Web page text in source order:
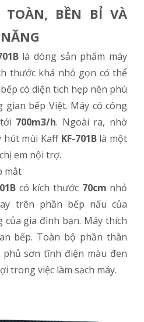
BỀN BỈ VÀ
là dòng sản phẩm máy
thước khá nhỏ gọn có thể
có diện tich hẹp nên phù
bếp Việt. Máy có công
700m3/h. Ngoài ra, nhờ
hút mùi Kaff KF-701Blà một
em nội trợ.
mắt
có kích thước 70cm nhỏ
trên phần bếp nấu của
gia đình bạn. Máy thích
bếp. Toàn bộ phần thân
sơn tĩnh điện màu đen
trong việc làm sạch máy.